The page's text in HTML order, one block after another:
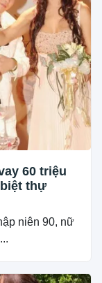
60 triệu
thự
niên 90, nữ